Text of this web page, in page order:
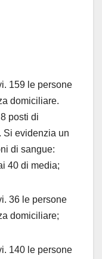
159 le persone
domiciliare.
posti di
Si evidenzia un
di sangue:
40 di media;
36 le persone
domiciliare;
140 le persone